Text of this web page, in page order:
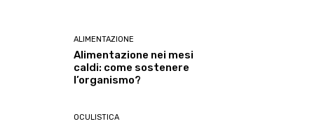
ALIMENTAZIONE
Alimentazione nei mesi
caldi: come sostenere
l’organismo?
OCULISTICA